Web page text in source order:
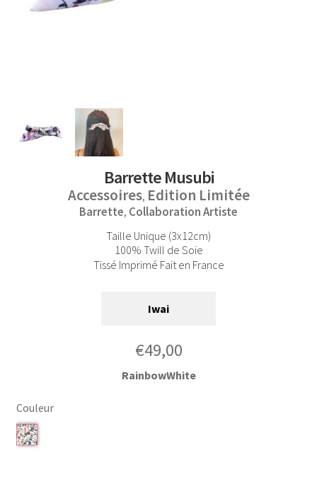
Barrette Musubi
Accessoires, Edition Limitée
Barrette, Collaboration Artiste
Taille Unique (3x12cm)
100% Twill de Soie
Tissé Imprimé Fait en France
Iwai
€49,00
Couleur
RainbowWhite